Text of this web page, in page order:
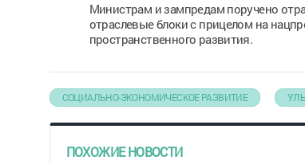
Министрам и зампредам поручено
отраслевые блоки с прицелом на
пространственного развития.
СОЦИАЛЬНО-ЭКОНОМИЧЕСКОЕ РАЗВИТИЕ
ПОХОЖИЕ НОВОСТИ